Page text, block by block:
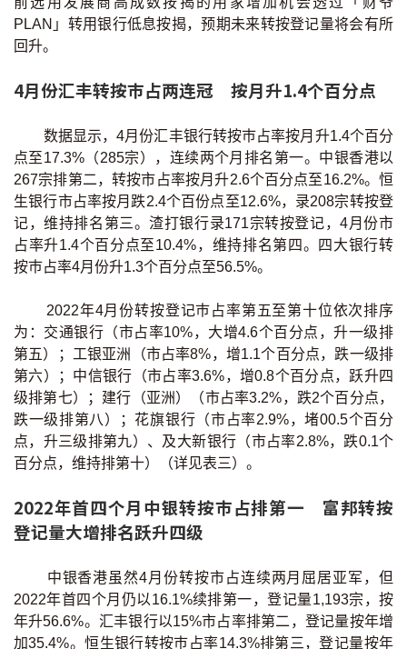
PLAN」转用银行低息按揭，预期未来转按登记量将会有所
回升。
4月份汇丰转按巿占两连冠 按月升1.4个百分点
数据显示，4月份汇丰银行转按巿占率按月升1.4个百分
点至17.3%（285宗），连续两个月排名第一。中银香港以
267宗排第二，转按市占率按月升2.6个百分点至16.2%。恒
生银行市占率按月跌2.4个百份点至12.6%，录208宗转按登
记，维持排名第三。渣打银行录171宗转按登记，4月份市
占率升1.4个百分点至10.4%，维持排名第四。四大银行转
按巿占率4月份升1.3个百分点至56.5%。
2022年4月份转按登记巿占率第五至第十位依次排序
为：交通银行（市占率10%，大增4.6个百分点，升一级排
第五）；工银亚洲（市占率8%，增1.1个百分点，跌一级排
第六）；中信银行（市占率3.6%，增0.8个百分点，跃升四
级排第七）；建行（亚洲）（市占率3.2%，跌2个百分点，
跌一级排第八）；花旗银行（市占率2.9%，堵00.5个百分
点，升三级排第九）、及大新银行（市占率2.8%，跌0.1个
百分点，维持排第十）（详见表三）。
2022年首四个月中银转按巿占排第一 富邦转按
登记量大增排名跃升四级
中银香港虽然4月份转按市占连续两月屈居亚军，但
2022年首四个月仍以16.1%续排第一，登记量1,193宗，按
年升56.6%。汇丰银行以15%市占率排第二，登记量按年增
加35.4%。恒生银行转按巿占率14.3%排第三，登记量按年